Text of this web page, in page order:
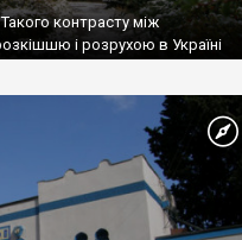
контрасту між
і розрухою в Україні